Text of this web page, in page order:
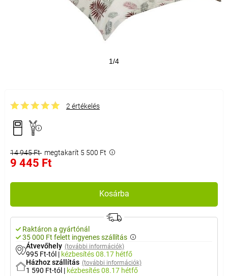
1/4
2 értékelés
14 945 Ft megtakarít 5 500 Ft
9 445 Ft
Kosárba
Raktáron a gyártónál
35 000 Ft felett ingyenes szállítás
Átvevőhely (további információk)
995 Ft-tól | kézbesítés08.17 hétfő
Házhoz szállítás (további információk)
1 590 Ft-tól | kézbesítés08.17 hétfő